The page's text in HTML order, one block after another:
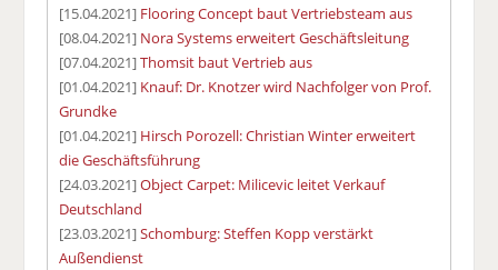
[15.04.2021] Flooring Concept baut Vertriebsteam aus
[08.04.2021] Nora Systems erweitert Geschäftsleitung
[07.04.2021]Thomsit baut Vertrieb aus
[01.04.2021] Knauf: Dr. Knotzer wird Nachfolger von Prof.
Grundke
[01.04.2021] Hirsch Porozell: Christian Winter erweitert
die Geschäftsführung
[24.03.2021]Object Carpet: Milicevic leitet Verkauf
Deutschland
[23.03.2021]Schomburg: Steffen Kopp verstärkt
Außendienst